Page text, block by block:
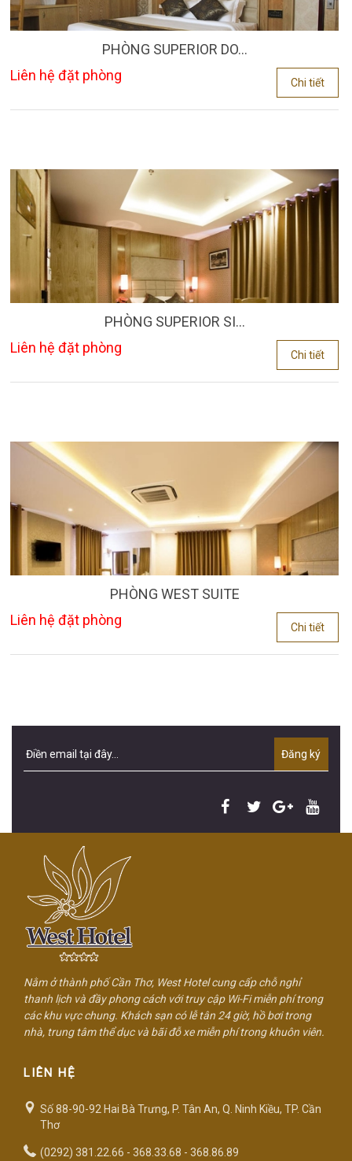
PHÒNG SUPERIOR DO...
Liên hệ đặt phòng
Chi tiết
PHÒNG SUPERIOR SI...
Liên hệ đặt phòng
Chi tiết
PHÒNG WEST SUITE
Liên hệ đặt phòng
Chi tiết
Đăng ký
Nằm ở thành phố Cần Thơ, West Hotel cung cấp chỗ nghỉ
thanh lịch và đầy phong cách với truy cập Wi-Fi miễn phí trong
các khu vực chung. Khách sạn có lễ tân 24 giờ, hồ bơi trong
nhà, trung tâm thể dục và bãi đỗ xe miễn phí trong khuôn viên.
LIÊN HỆ
Số 88-90-92 Hai Bà Trưng, P. Tân An, Q. Ninh Kiều, TP. Cần
Thơ
(0292) 381.22.66 - 368.33.68 - 368.86.89